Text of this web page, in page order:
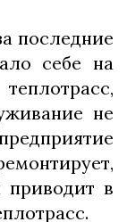
последние
себе на
не
приводит в